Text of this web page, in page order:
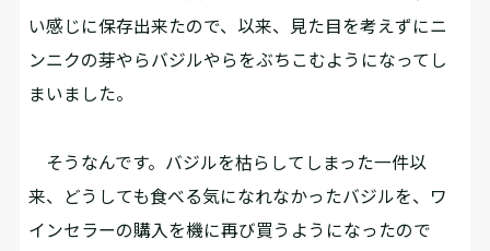
い感じに保存出来たので、以来、見た目を考えずにニ
ンニクの芽やらバジルやらをぶちこむようになってし
まいました。
そうなんです。バジルを枯らしてしまった一件以
来、どうしても食べる気になれなかったバジルを、ワ
インセラーの購入を機に再び買うようになったので